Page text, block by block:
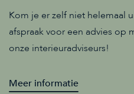
Kom je er zelf niet helemaal
afspraak voor een advies op
onze interieuradviseurs!
Meer informatie